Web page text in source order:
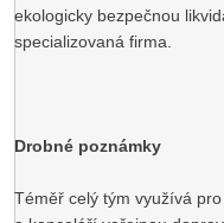
ekologicky bezpečnou
specializovaná firma.
Drobné poznámky
Téměř celý tým využívá